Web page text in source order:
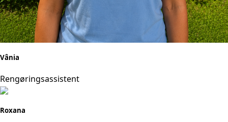
Vânia
Rengøringsassistent
Roxana